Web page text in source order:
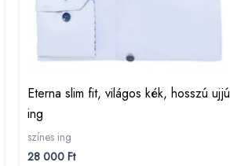
Eterna slim fit, világos kék, hosszú ujjú
ing
színes ing
28 000 Ft